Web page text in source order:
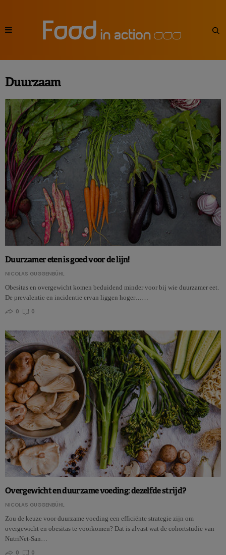
Duurzaam
Duurzamer eten is goed voor de lijn!
NICOLAS GUGGENBÜHL
Obesitas en overgewicht komen beduidend minder voor bij wie duurzamer eet.
De prevalentie en incidentie ervan liggen hoger……
0
0
Overgewicht en duurzame voeding: dezelfde strijd?
NICOLAS GUGGENBÜHL
Zou de keuze voor duurzame voeding een efficiënte strategie zijn om
overgewicht en obesitas te voorkomen? Dat is alvast wat de cohortstudie van
NutriNet-San…
0
0